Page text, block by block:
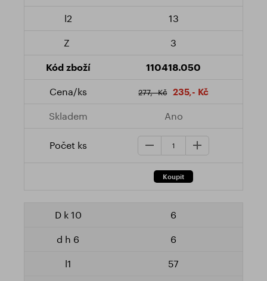
13
3
110418.050
277,- Kč 235,- Kč
Ano
6
6
57